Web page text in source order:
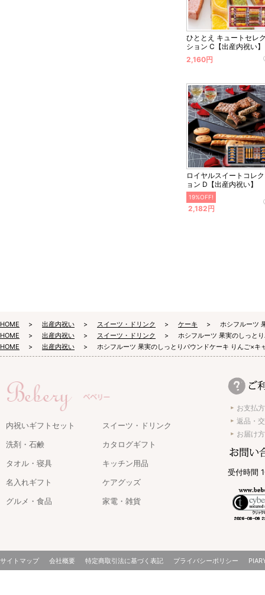
ひととえ キュートセレ
ション C【出産内祝い】
2,160円
ロイヤルスイートコレ
ョン D【出産内祝い】
19%OFF!
2,182円
HOME 出産内祝い スイーツ・ドリンク ケーキ
ホシフルーツ
HOME
出産内祝い スイーツ・ドリンク
ホシフルーツ 果実のしっと
HOME
出産内祝い ホシフルーツ 果実のしっとりパウンドケーキ りんご×キ
内祝いギフトセット
スイーツ・ドリンク
洗剤・石鹸
カタログギフト
タオル・寝具
キッチン用品
名入れギフト
ケアグッズ
グルメ・食品
家電・雑貨
お支払
返品・
お届け
受付時間
サイトマップ 会社概要 特定商取引法に基づく表記 プライバシーポリシー